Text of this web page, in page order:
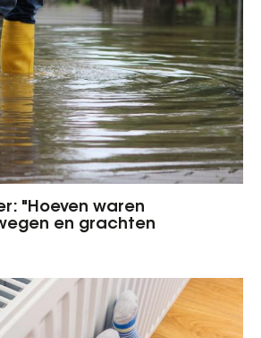
"Hoeven waren
en grachten